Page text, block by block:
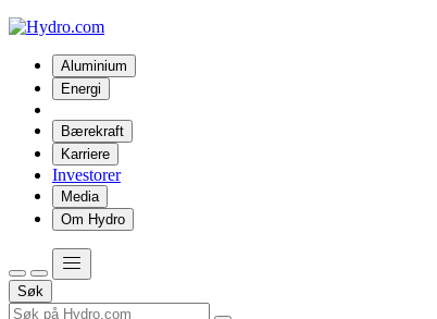
Aluminium
Energi
Bærekraft
Karriere
Investorer
Media
Om Hydro
Søk